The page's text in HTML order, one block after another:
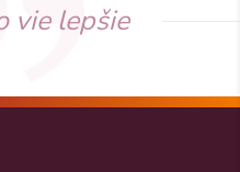
vie lepšie